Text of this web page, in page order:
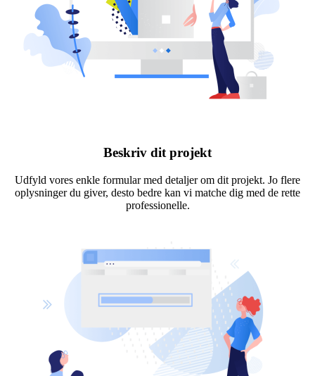
Beskriv dit projekt
Udfyld vores enkle formular med detaljer om dit projekt. Jo flere
oplysninger du giver, desto bedre kan vi matche dig med de rette
professionelle.